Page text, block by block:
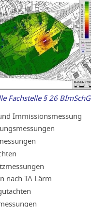
Fachstelle § 26 BImSchG
Immissionsmessung
nach TA Lärm